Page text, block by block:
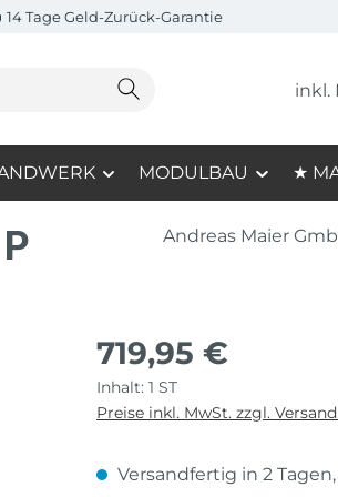
14 Tage Geld-Zurück-Garantie
inkl.
MODULBAU ★
Andreas Maier
719,95 €
Inhalt: 1 ST
Preise inkl. MwSt. zzgl.
Versandfertig in 2